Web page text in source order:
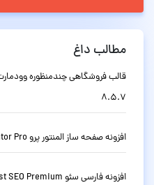
مطالب داغ
8.5.7
افزونه صفحه ساز المنتور پرو Elementor Pro وردپرس نسخه 4.2.1
افزونه فارسی سئو Yoast SEO Premium وردپرس نسخه حرفه ای 28.1